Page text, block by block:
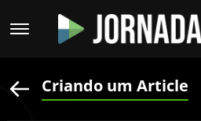
Criando um Article